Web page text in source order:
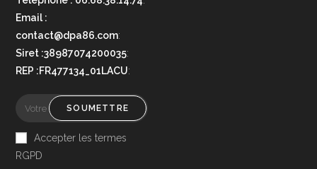
Email :
contact@dpa86.com:
Siret :38987074200035:
REP :FR477134_01LACU:
SOUMETTRE
Accepter les termes
RGPD